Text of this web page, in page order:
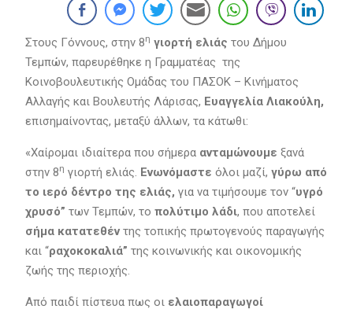
Στους Γόννους, στην 8η γιορτή ελιάς του Δήμου
Τεμπών, παρευρέθηκε η Γραμματέας της
Κοινοβουλευτικής Ομάδας του ΠΑΣΟΚ – Κινήματος
Αλλαγής και Βουλευτής Λάρισας, Ευαγγελία Λιακούλη,
επισημαίνοντας, μεταξύ άλλων, τα κάτωθι:
«Χαίρομαι ιδιαίτερα που σήμερα ανταμώνουμε ξανά
στην 8η γιορτή ελιάς. Ενωνόμαστε όλοι μαζί, γύρω από
το ιερό δέντρο της ελιάς, για να τιμήσουμε τον “υγρό
χρυσό” των Τεμπών, το πολύτιμο λάδι, που αποτελεί
σήμα κατατεθέντης τοπικής πρωτογενούς παραγωγής
και “ραχοκοκαλιά” της κοινωνικής και οικονομικής
ζωής της περιοχής.
Από παιδί πίστευα πως οι ελαιοπαραγωγοί